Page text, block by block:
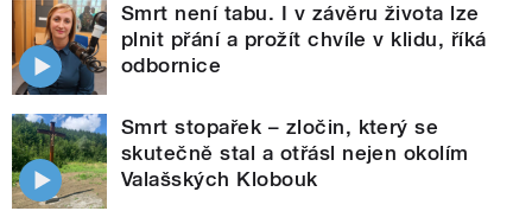
Smrt není tabu. I v závěru života lze
plnit přání a prožít chvíle v klidu, říká
odbornice
Smrt stopařek – zločin, který se
skutečně stal a otřásl nejen okolím
Valašských Klobouk